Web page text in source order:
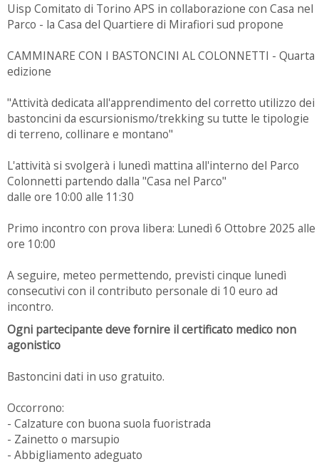
Uisp Comitato di Torino APS in collaborazione con Casa nel
Parco - la Casa del Quartiere di Mirafiori sud propone
CAMMINARE CON I BASTONCINI AL COLONNETTI - Quarta
edizione
"Attività dedicata all'apprendimento del corretto utilizzo dei
bastoncini da escursionismo/trekking su tutte le tipologie
di terreno, collinare e montano"
L'attività si svolgerà i lunedì mattina all'interno del Parco
Colonnetti partendo dalla "Casa nel Parco"
dalle ore 10:00 alle 11:30
Primo incontro con prova libera: Lunedì 6 Ottobre 2025 alle
ore 10:00
A seguire, meteo permettendo, previsti cinque lunedì
consecutivi con il contributo personale di 10 euro ad
incontro.
Ogni partecipante deve fornire il certificato medico non
agonistico
Bastoncini dati in uso gratuito.
Occorrono:
- Calzature con buona suola fuoristrada
- Zainetto o marsupio
- Abbigliamento adeguato